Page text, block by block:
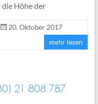
Höhe der
20. Oktober 2017
mehr lesen